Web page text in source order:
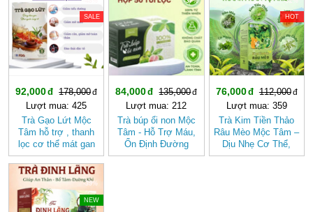
SALE
92,000
178,000
Lượt mua: 425
Trà Gạo Lứt Mộc
Tâm hỗ trợ , thanh
lọc cơ thể mát gan
84,000
135,000
Lượt mua: 212
Trà búp ổi non Mộc
Tâm - Hỗ Trợ Máu,
Ổn Định Đường
Huyết
HOT
76,000
112,000
Lượt mua: 359
Trà Kim Tiền Thảo
Râu Mèo Mộc Tâm –
Dịu Nhẹ Cơ Thể,
Thanh Mát Mỗi Ngày
-39%
NEW